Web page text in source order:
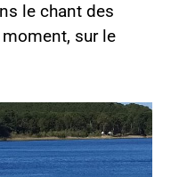
le chant des
sur le